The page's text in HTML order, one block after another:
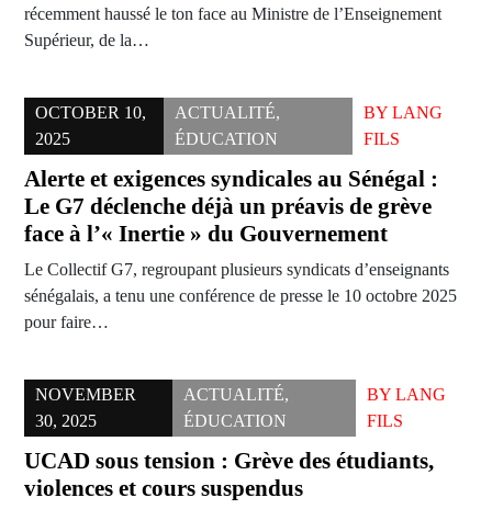
récemment haussé le ton face au Ministre de l’Enseignement
Supérieur, de la…
OCTOBER 10,
2025
ACTUALITÉ,
ÉDUCATION
BY LANG
FILS
Alerte et exigences syndicales au Sénégal :
Le G7 déclenche déjà un préavis de grève
face à l’« Inertie » du Gouvernement
Le Collectif G7, regroupant plusieurs syndicats d’enseignants
sénégalais, a tenu une conférence de presse le 10 octobre 2025
pour faire…
NOVEMBER
30, 2025
ACTUALITÉ,
ÉDUCATION
BY LANG
FILS
UCAD sous tension : Grève des étudiants,
violences et cours suspendus